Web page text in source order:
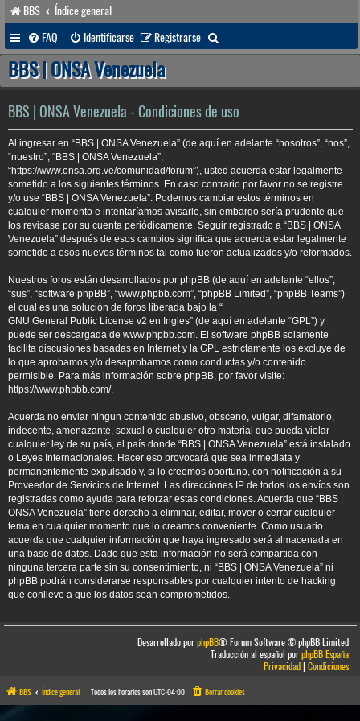
BBS
Índice general
FAQ
Identificarse Registrarse
u
a
r
BBS | ONSA Venezuela
BBS | ONSA Venezuela - Condiciones de uso
Al ingresar en “BBS | ONSA Venezuela” (de aquí en adelante “nosotros”, “nos”,
“nuestro”, “BBS | ONSA Venezuela”,
“https://www.onsa.org.ve/comunidad/forum”), usted acuerda estar legalmente
sometido a los siguientes términos. En caso contrario por favor no se registre
y/o use “BBS | ONSA Venezuela”. Podemos cambiar estos términos en
cualquier momento e intentaríamos avisarle, sin embargo sería prudente que
los revisase por su cuenta periódicamente. Seguir registrado a “BBS | ONSA
Venezuela” después de esos cambios significa que acuerda estar legalmente
sometido a esos nuevos términos tal como fueron actualizados y/o reformados.
Nuestros foros están desarrollados por phpBB (de aquí en adelante “ellos”,
“sus”, “software phpBB”, “www.phpbb.com”, “phpBB Limited”, “phpBB Teams”)
el cual es una solución de foros liberada bajo la “
GNU General Public License v2 en Ingles” (de aquí en adelante “GPL”) y
puede ser descargada de www.phpbb.com. El software phpBB solamente
facilita discusiones basadas en Internet y la GPL estrictamente los excluye de
lo que aprobamos y/o desaprobamos como conductas y/o contenido
permisible. Para más información sobre phpBB, por favor visite:
https://www.phpbb.com/.
Acuerda no enviar ningun contenido abusivo, obsceno, vulgar, difamatorio,
indecente, amenazante, sexual o cualquier otro material que pueda violar
cualquier ley de su país, el país donde “BBS | ONSA Venezuela” está instalado
o Leyes Internacionales. Hacer eso provocará que sea inmediata y
permanentemente expulsado y, si lo creemos oportuno, con notificación a su
Proveedor de Servicios de Internet. Las direcciones IP de todos los envíos son
registradas como ayuda para reforzar estas condiciones. Acuerda que “BBS |
ONSA Venezuela” tiene derecho a eliminar, editar, mover o cerrar cualquier
tema en cualquier momento que lo creamos conveniente. Como usuario
acuerda que cualquier información que haya ingresado será almacenada en
una base de datos. Dado que esta información no será compartida con
ninguna tercera parte sin su consentimiento, ni “BBS | ONSA Venezuela” ni
phpBB podrán considerarse responsables por cualquier intento de hacking
que conlleve a que los datos sean comprometidos.
Desarrollado porphpBB® Forum Software © phpBB Limited
Traducción al español porphpBB España
Privacidad|Condiciones
BBS Índice general Todos los horarios sonUTC-04:00 Borrar cookies